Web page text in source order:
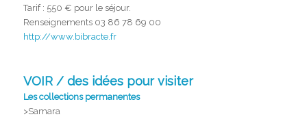
Tarif : 550 € pour le séjour.
Renseignements 03 86 78 69 00
http://www.bibracte.fr
VOIR / des idées pour visiter
Les collections permanentes
>Samara